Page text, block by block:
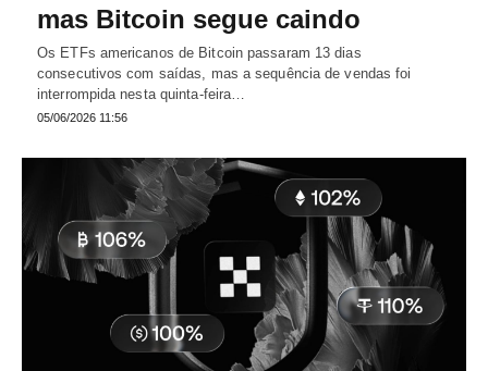
mas Bitcoin segue caindo
Os ETFs americanos de Bitcoin passaram 13 dias
consecutivos com saídas, mas a sequência de vendas foi
interrompida nesta quinta-feira…
05/06/2026 11:56